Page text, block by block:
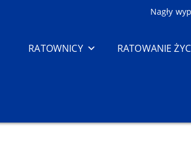
Nagły
RATOWNICY RATOWANIE